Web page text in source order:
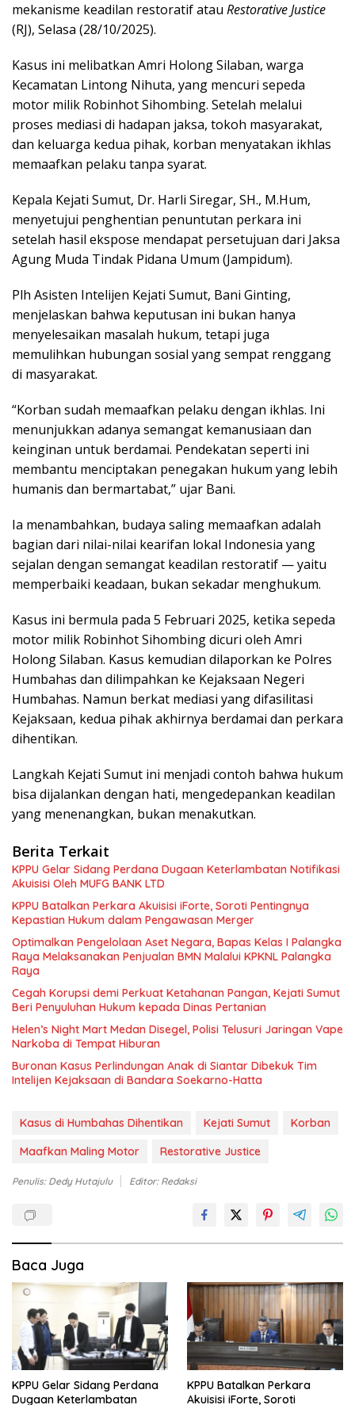
k
n
p
mekanisme keadilan restoratif atau Restorative Justice
(RJ), Selasa (28/10/2025).
Kasus ini melibatkan Amri Holong Silaban, warga
Kecamatan Lintong Nihuta, yang mencuri sepeda
motor milik Robinhot Sihombing. Setelah melalui
proses mediasi di hadapan jaksa, tokoh masyarakat,
dan keluarga kedua pihak, korban menyatakan ikhlas
memaafkan pelaku tanpa syarat.
Kepala Kejati Sumut, Dr. Harli Siregar, SH., M.Hum,
menyetujui penghentian penuntutan perkara ini
setelah hasil ekspose mendapat persetujuan dari Jaksa
Agung Muda Tindak Pidana Umum (Jampidum).
Plh Asisten Intelijen Kejati Sumut, Bani Ginting,
menjelaskan bahwa keputusan ini bukan hanya
menyelesaikan masalah hukum, tetapi juga
memulihkan hubungan sosial yang sempat renggang
di masyarakat.
“Korban sudah memaafkan pelaku dengan ikhlas. Ini
menunjukkan adanya semangat kemanusiaan dan
keinginan untuk berdamai. Pendekatan seperti ini
membantu menciptakan penegakan hukum yang lebih
humanis dan bermartabat,” ujar Bani.
Ia menambahkan, budaya saling memaafkan adalah
bagian dari nilai-nilai kearifan lokal Indonesia yang
sejalan dengan semangat keadilan restoratif — yaitu
memperbaiki keadaan, bukan sekadar menghukum.
Kasus ini bermula pada 5 Februari 2025, ketika sepeda
motor milik Robinhot Sihombing dicuri oleh Amri
Holong Silaban. Kasus kemudian dilaporkan ke Polres
Humbahas dan dilimpahkan ke Kejaksaan Negeri
Humbahas. Namun berkat mediasi yang difasilitasi
Kejaksaan, kedua pihak akhirnya berdamai dan perkara
dihentikan.
Langkah Kejati Sumut ini menjadi contoh bahwa hukum
bisa dijalankan dengan hati, mengedepankan keadilan
yang menenangkan, bukan menakutkan.
Berita Terkait
KPPU Gelar Sidang Perdana Dugaan Keterlambatan Notifikasi
Akuisisi Oleh MUFG BANK LTD
KPPU Batalkan Perkara Akuisisi iForte, Soroti Pentingnya
Kepastian Hukum dalam Pengawasan Merger
Optimalkan Pengelolaan Aset Negara, Bapas Kelas I Palangka
Raya Melaksanakan Penjualan BMN Malalui KPKNL Palangka
Raya
Cegah Korupsi demi Perkuat Ketahanan Pangan, Kejati Sumut
Beri Penyuluhan Hukum kepada Dinas Pertanian
Helen’s Night Mart Medan Disegel, Polisi Telusuri Jaringan Vape
Narkoba di Tempat Hiburan
Buronan Kasus Perlindungan Anak di Siantar Dibekuk Tim
Intelijen Kejaksaan di Bandara Soekarno-Hatta
Kasus di Humbahas Dihentikan Kejati Sumut
Korban
Maafkan Maling Motor
Restorative Justice
Penulis: Dedy Hutajulu Editor: Redaksi
Baca Juga
KPPU Gelar Sidang Perdana
Dugaan Keterlambatan
KPPU Batalkan Perkara
Akuisisi iForte, Soroti